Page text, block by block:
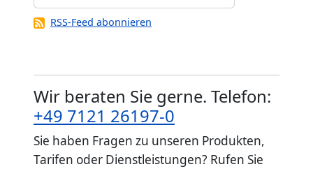
RSS-Feed abonnieren
Wir beraten Sie gerne. Telefon:
+49 7121 26197-0
Sie haben Fragen zu unseren Produkten,
Tarifen oder Dienstleistungen? Rufen Sie